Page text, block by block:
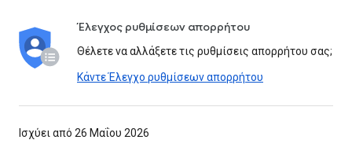
Έλεγχος ρυθμίσεων απορρήτου
Θέλετε να αλλάξετε τις ρυθμίσεις απορρήτου σας;
Κάντε Έλεγχο ρυθμίσεων απορρήτου
Ισχύει από 26 Μαΐου 2026